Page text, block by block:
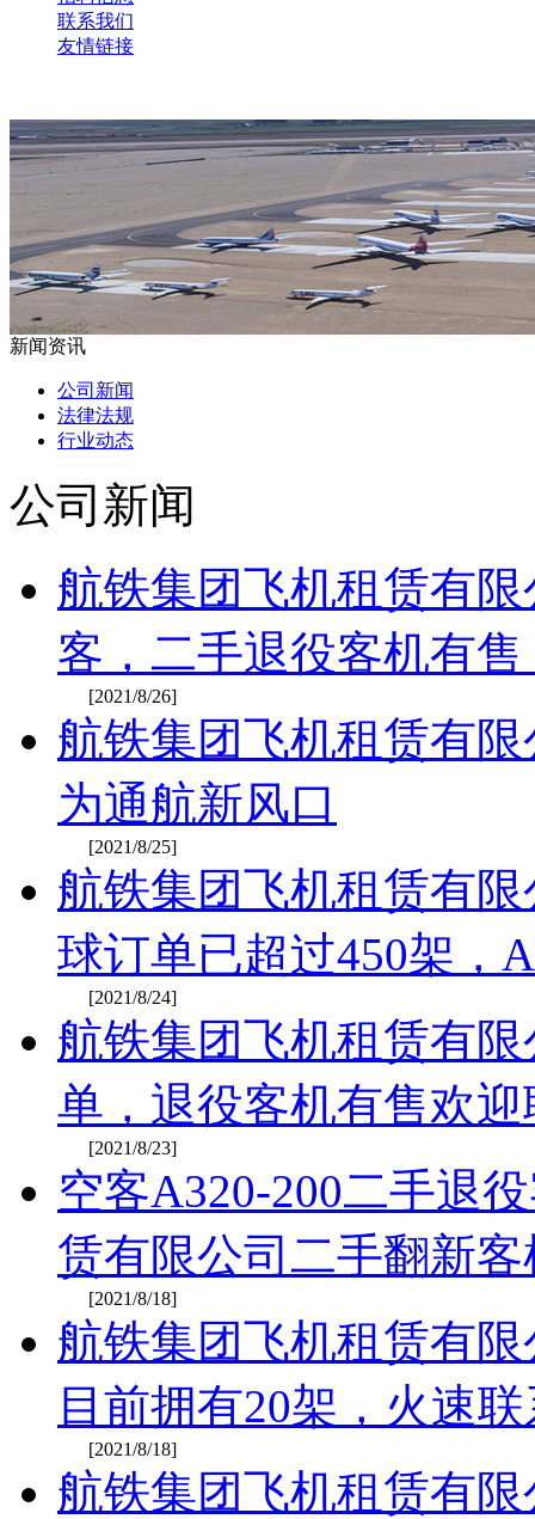
联系我们
友情链接
新闻资讯
公司新闻
法律法规
行业动态
公司新闻
航铁集团飞机租赁有
客，二手退役客机有
[2021/8/26]
航铁集团飞机租赁有
为通航新风口
[2021/8/25]
航铁集团飞机租赁有
球订单已超过450架，
[2021/8/24]
航铁集团飞机租赁有
单，退役客机有售欢迎
[2021/8/23]
空客A320-200二手退
赁有限公司二手翻新
[2021/8/18]
航铁集团飞机租赁有
目前拥有20架，火速
[2021/8/18]
航铁集团飞机租赁有